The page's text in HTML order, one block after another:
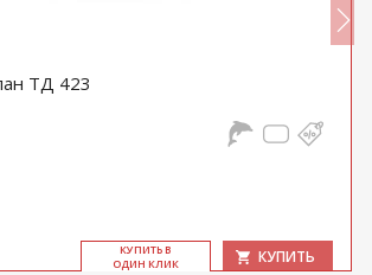
ТД 423
КУ­ПИТЬ В
ОДИН КЛИК
КУПИТЬ